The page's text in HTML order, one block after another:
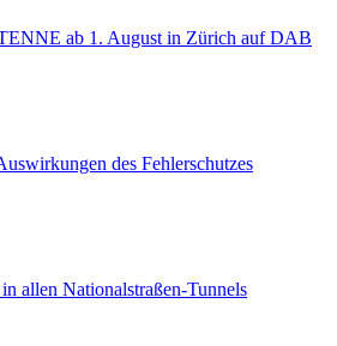
ab 1. August in Zürich auf DAB
des Fehlerschutzes
allen Nationalstraßen-Tunnels